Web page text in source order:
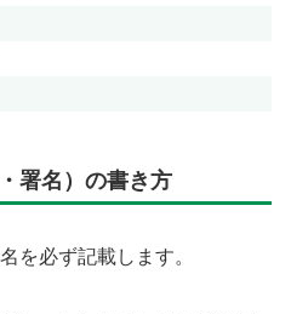
署名）の書き方
を必ず記載します。